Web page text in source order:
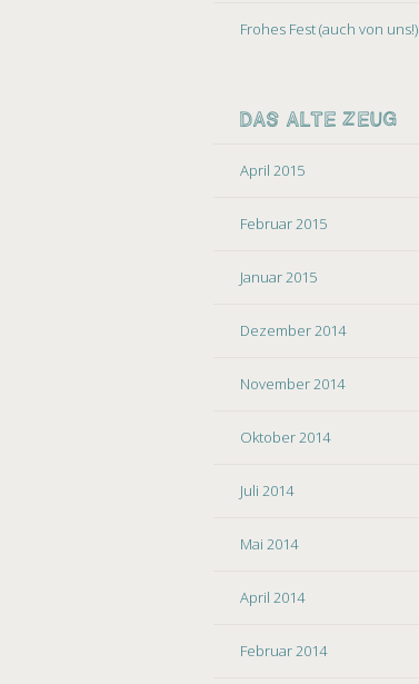
Frohes Fest (auch von uns!)
DAS ALTE ZEUG
April 2015
Februar 2015
Januar 2015
Dezember 2014
November 2014
Oktober 2014
Juli 2014
Mai 2014
April 2014
Februar 2014